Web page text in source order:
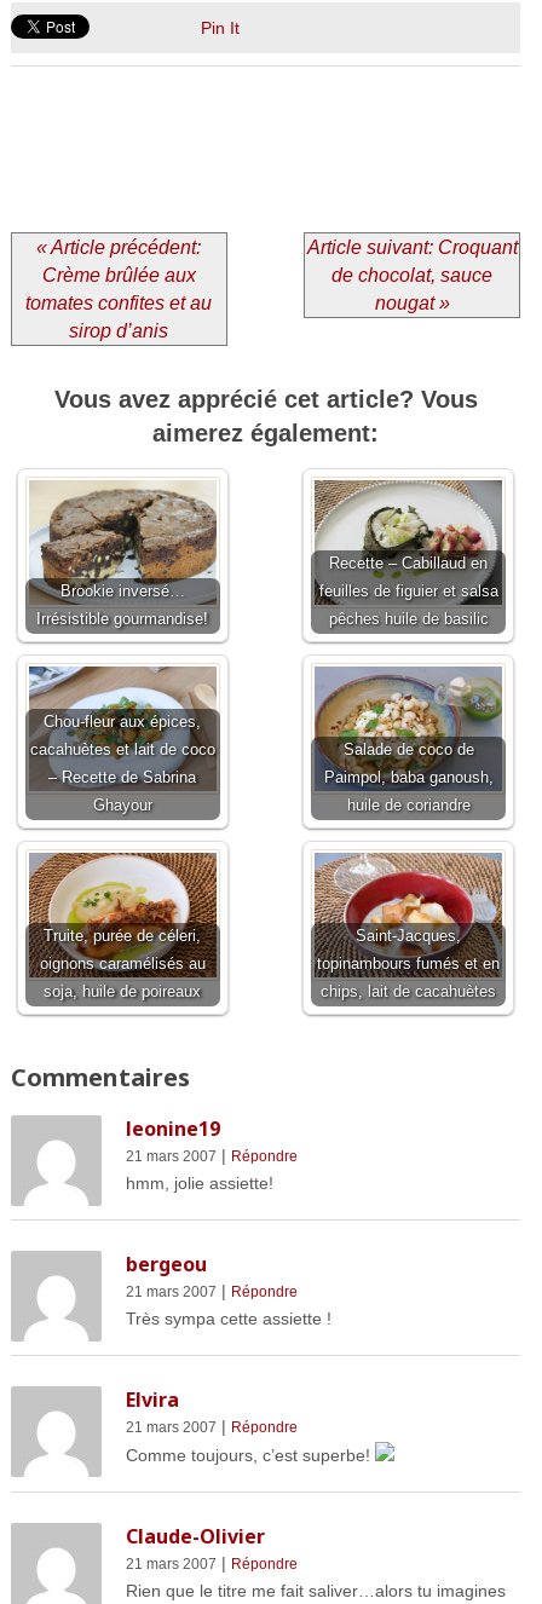
Pin It
« Article précédent:
Crème brûlée aux
tomates confites et au
sirop d’anis
Article suivant: Croquant
de chocolat, sauce
nougat »
Vous avez apprécié cet article? Vous
aimerez également:
Brookie inversé…
Irrésistible gourmandise!
Recette – Cabillaud en
feuilles de figuier et salsa
pêches huile de basilic
Chou-fleur aux épices,
cacahuètes et lait de coco
– Recette de Sabrina
Ghayour
Salade de coco de
Paimpol, baba ganoush,
huile de coriandre
Truite, purée de céleri,
oignons caramélisés au
soja, huile de poireaux
Saint-Jacques,
topinambours fumés et en
chips, lait de cacahuètes
Commentaires
leonine19
21 mars 2007 | Répondre
hmm, jolie assiette!
bergeou
21 mars 2007 | Répondre
Très sympa cette assiette !
Elvira
21 mars 2007 | Répondre
Comme toujours, c’est superbe!
Claude-Olivier
21 mars 2007 | Répondre
Rien que le titre me fait saliver…alors tu imagines